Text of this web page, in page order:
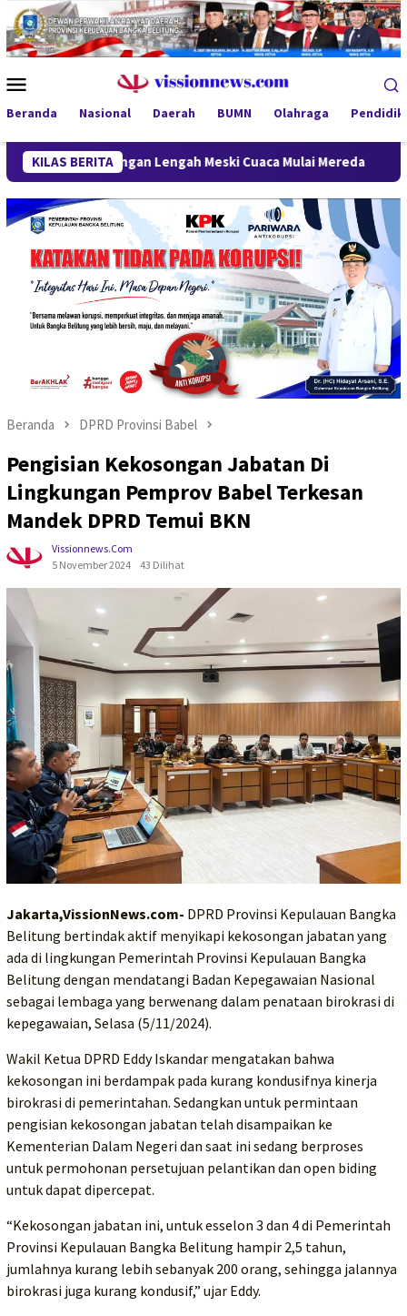
Loncat
ke
konten
Mobile
Beranda Nasional Daerah BUMN Olahraga
KILAS BERITA
Lengah Meski Cuaca Mulai Mereda Ganas di
Beranda DPRD Provinsi Babel
Pengisian Kekosongan Jabatan Di
Lingkungan Pemprov Babel Terkesan
Mandek DPRD Temui BKN
Vissionnews.com
5 November 2024
43 Dilihat
Jakarta,VissionNews.com- DPRD Provinsi Kepulauan Bangka
Belitung bertindak aktif menyikapi kekosongan jabatan yang
ada di lingkungan Pemerintah Provinsi Kepulauan Bangka
Belitung dengan mendatangi Badan Kepegawaian Nasional
sebagai lembaga yang berwenang dalam penataan birokrasi di
kepegawaian, Selasa (5/11/2024).
Wakil Ketua DPRD Eddy Iskandar mengatakan bahwa
kekosongan ini berdampak pada kurang kondusifnya kinerja
birokrasi di pemerintahan. Sedangkan untuk permintaan
pengisian kekosongan jabatan telah disampaikan ke
Kementerian Dalam Negeri dan saat ini sedang berproses
untuk permohonan persetujuan pelantikan dan open biding
untuk dapat dipercepat.
“Kekosongan jabatan ini, untuk esselon 3 dan 4 di Pemerintah
Provinsi Kepulauan Bangka Belitung hampir 2,5 tahun,
jumlahnya kurang lebih sebanyak 200 orang, sehingga jalannya
birokrasi juga kurang kondusif,” ujar Eddy.